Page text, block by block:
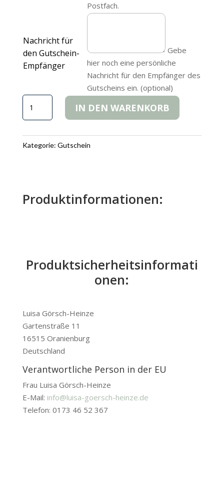
Postfach.
Nachricht für
den Gutschein-
Empfänger
Gebe
hier noch eine persönliche
Nachricht für den Empfänger des
Gutscheins ein. (optional)
Gutschein
Menge
IN DEN WARENKORB
Kategorie: Gutschein
Produktinformationen:
Produktsicherheitsinformati
onen:
Luisa Görsch-Heinze
Gartenstraße 11
16515 Oranienburg
Deutschland
Verantwortliche Person in der EU
Frau Luisa Görsch-Heinze
E-Mail: info@luisa-goersch-heinze.de
Telefon: 0173 46 52 367